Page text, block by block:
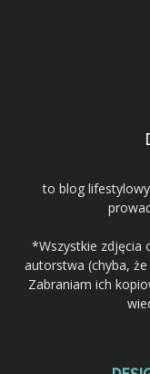
to blog
*Wszystkie zdjęcia
autorstwa (chyba,
Zabraniam ich